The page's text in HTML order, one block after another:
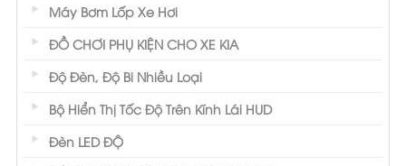
về tính riêng tư và cách nhiệt cao hơn. Khách
hàng có thể lựa chọn loại phim cách nhiệt 3M
cho xế yêu của mình.
- Phim cách nhiệt NTech
Phim cách nhiệt NTECH
Máy Bơm Lốp Xe Hơi
ĐỒ CHƠI PHỤ KIỆN CHO XE KIA
Độ Đèn, Độ Bi Nhiều Loại
Bộ Hiển Thị Tốc Độ Trên Kính Lái HUD
Đèn LED ĐỘ